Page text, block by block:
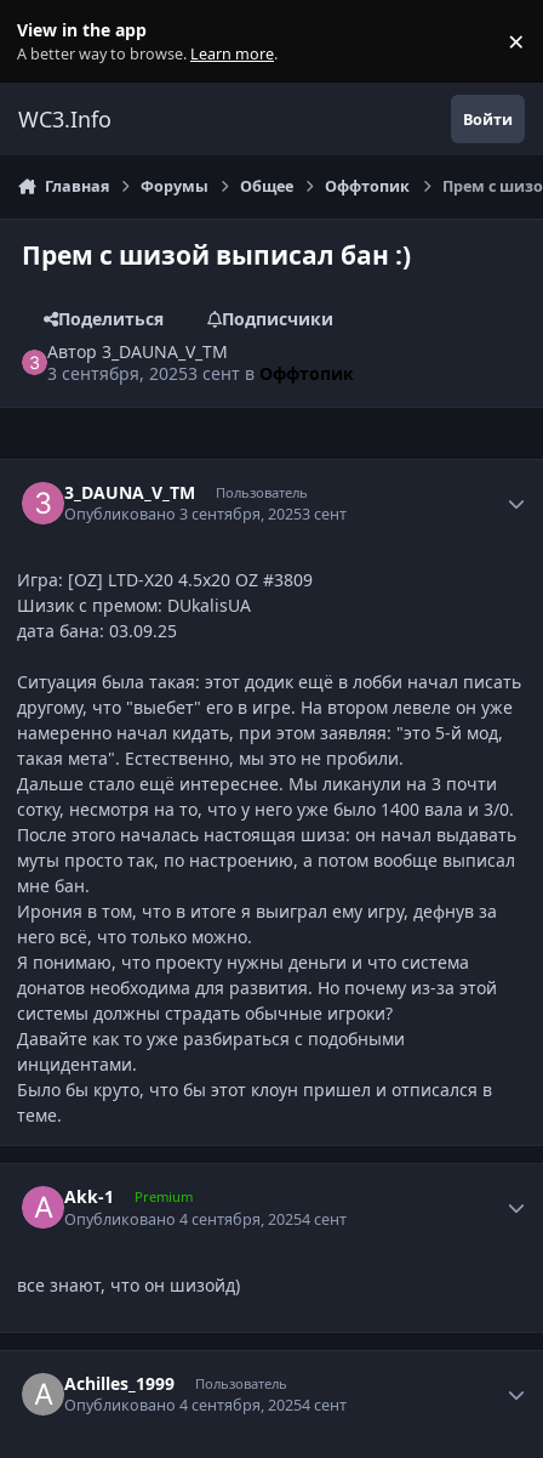
View in the app
A better way to browse. Learn more. ×
WC3.Info Войти
Главная Форумы Общее Оффтопик Прем с
Прем с шизой выписал бан :)
Поделиться
Подписчики
Автор3_DAUNA_V_TM
3 сентября, 20253 сент в Оффтопик
3_DAUNA_V_TM Пользователь
Опубликовано3 сентября, 20253 сент
Игра: [OZ] LTD-X20 4.5x20 OZ #3809
Шизик с премом: DUkalisUA
дата бана: 03.09.25
Ситуация была такая: этот додик ещё в лобби начал писать
другому, что "выебет" его в игре. На втором левеле он уже
намеренно начал кидать, при этом заявляя: "это 5-й мод,
такая мета". Естественно, мы это не пробили.
Дальше стало ещё интереснее. Мы ликанули на 3 почти
сотку, несмотря на то, что у него уже было 1400 вала и 3/0.
После этого началась настоящая шиза: он начал выдавать
муты просто так, по настроению, а потом вообще выписал
мне бан.
Ирония в том, что в итоге я выиграл ему игру, дефнув за
него всё, что только можно.
Я понимаю, что проекту нужны деньги и что система
донатов необходима для развития. Но почему из-за этой
системы должны страдать обычные игроки?
Давайте как то уже разбираться с подобными
инцидентами.
Было бы круто, что бы этот клоун пришел и отписался в
теме.
Akk-1 Premium
Опубликовано4 сентября, 20254 сент
все знают, что он шизойд)
Achilles_1999 Пользователь
Опубликовано4 сентября, 20254 сент